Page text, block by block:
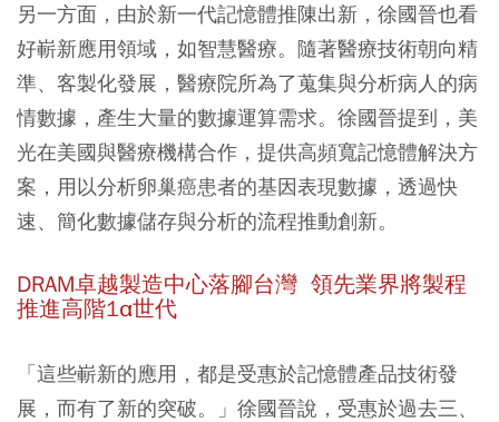
另一方面，由於新一代記憶體推陳出新，徐國晉也看
好嶄新應用領域，如智慧醫療。隨著醫療技術朝向精
準、客製化發展，醫療院所為了蒐集與分析病人的病
情數據，產生大量的數據運算需求。徐國晉提到，美
光在美國與醫療機構合作，提供高頻寬記憶體解決方
案，用以分析卵巢癌患者的基因表現數據，透過快
速、簡化數據儲存與分析的流程推動創新。
DRAM卓越製造中心落腳台灣 領先業界將製程
推進高階1α世代
「這些嶄新的應用，都是受惠於記憶體產品技術發
展，而有了新的突破。」徐國晉說，受惠於過去三、